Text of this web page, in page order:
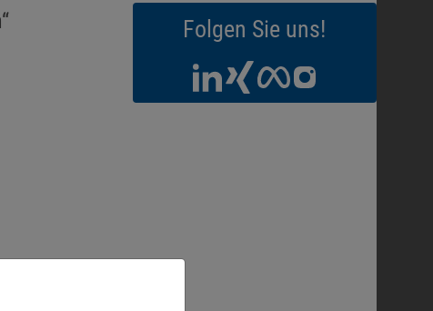
Folgen Sie uns!